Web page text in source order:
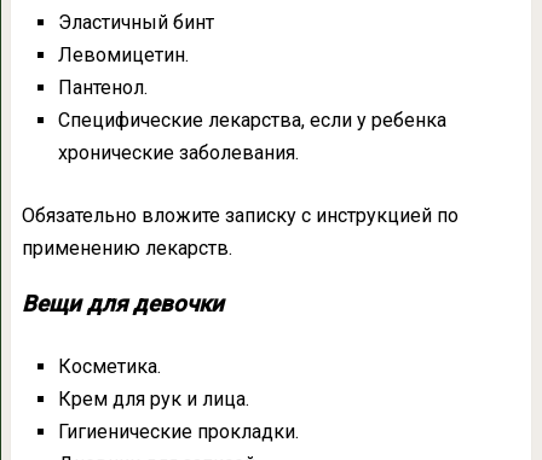
Эластичный бинт
Левомицетин.
Пантенол.
Специфические лекарства, если у ребенка
хронические заболевания.
Обязательно вложите записку с инструкцией по
применению лекарств.
Вещи для девочки
Косметика.
Крем для рук и лица.
Гигиенические прокладки.